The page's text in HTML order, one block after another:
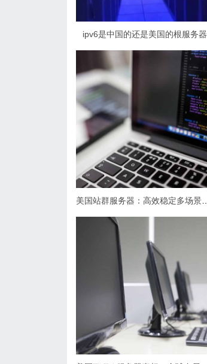
ipv6是中国的还是美国的根服务器